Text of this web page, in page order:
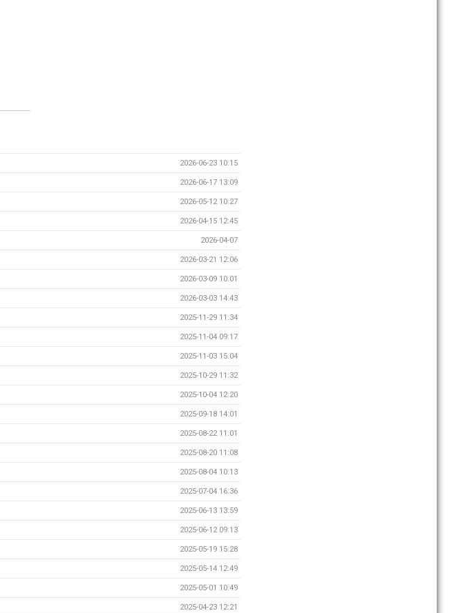
2026-06-23 10:15
2026-06-17 13:09
2026-05-12 10:27
2026-04-15 12:45
2026-04-07
2026-03-21 12:06
2026-03-09 10:01
2026-03-03 14:43
2025-11-29 11:34
2025-11-04 09:17
2025-11-03 15:04
2025-10-29 11:32
2025-10-04 12:20
2025-09-18 14:01
2025-08-22 11:01
2025-08-20 11:08
2025-08-04 10:13
2025-07-04 16:36
2025-06-13 13:59
2025-06-12 09:13
2025-05-19 15:28
2025-05-14 12:49
2025-05-01 10:49
2025-04-23 12:21